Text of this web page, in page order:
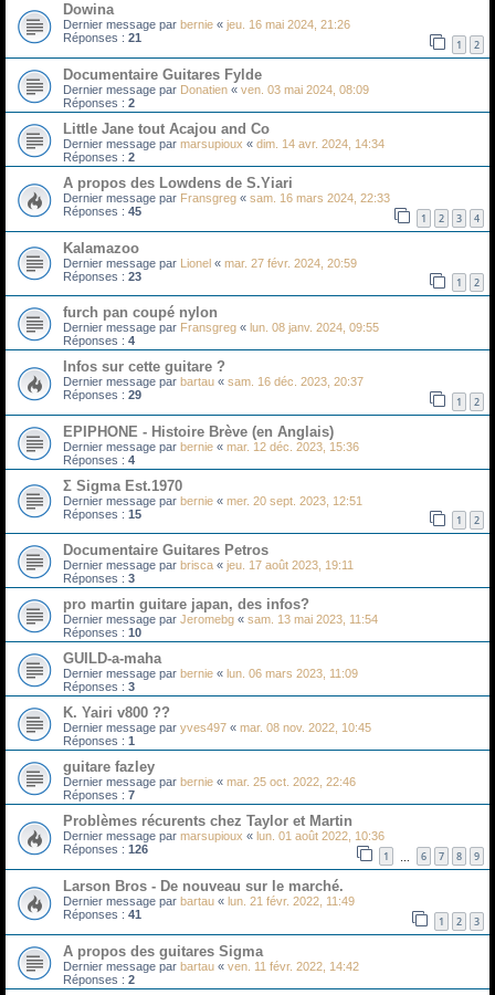
Dowina
Dernier message par bernie « jeu. 16 mai 2024, 21:26
Réponses : 21 1 2
Documentaire Guitares Fylde
Dernier message par Donatien « ven. 03 mai 2024, 08:09
Réponses : 2
Little Jane tout Acajou and Co
Dernier message par marsupioux « dim. 14 avr. 2024, 14:34
Réponses : 2
A propos des Lowdens de S.Yiari
Dernier message par Fransgreg « sam. 16 mars 2024, 22:33
Réponses : 45 1 2 3 4
Kalamazoo
Dernier message par Lionel « mar. 27 févr. 2024, 20:59
Réponses : 23 1 2
furch pan coupé nylon
Dernier message par Fransgreg « lun. 08 janv. 2024, 09:55
Réponses : 4
Infos sur cette guitare ?
Dernier message par bartau « sam. 16 déc. 2023, 20:37
Réponses : 29 1 2
EPIPHONE - Histoire Brève (en Anglais)
Dernier message par bernie « mar. 12 déc. 2023, 15:36
Réponses : 4
Σ Sigma Est.1970
Dernier message par bernie « mer. 20 sept. 2023, 12:51
Réponses : 15 1 2
Documentaire Guitares Petros
Dernier message par brisca « jeu. 17 août 2023, 19:11
Réponses : 3
pro martin guitare japan, des infos?
Dernier message par Jeromebg « sam. 13 mai 2023, 11:54
Réponses : 10
GUILD-a-maha
Dernier message par bernie « lun. 06 mars 2023, 11:09
Réponses : 3
K. Yairi v800 ??
Dernier message par yves497 « mar. 08 nov. 2022, 10:45
Réponses : 1
guitare fazley
Dernier message par bernie « mar. 25 oct. 2022, 22:46
Réponses : 7
Problèmes récurents chez Taylor et Martin
Dernier message par marsupioux « lun. 01 août 2022, 10:36
Réponses : 126 1 6 7 8 9
Larson Bros - De nouveau sur le marché.
Dernier message par bartau « lun. 21 févr. 2022, 11:49
Réponses : 41 1 2 3
A propos des guitares Sigma
Dernier message par bartau « ven. 11 févr. 2022, 14:42
Réponses : 2